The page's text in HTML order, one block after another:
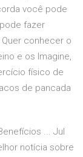
você pode
fazer
conhecer o
e os Imagine,
físico de
de pancada
... Jul
notícia sobre